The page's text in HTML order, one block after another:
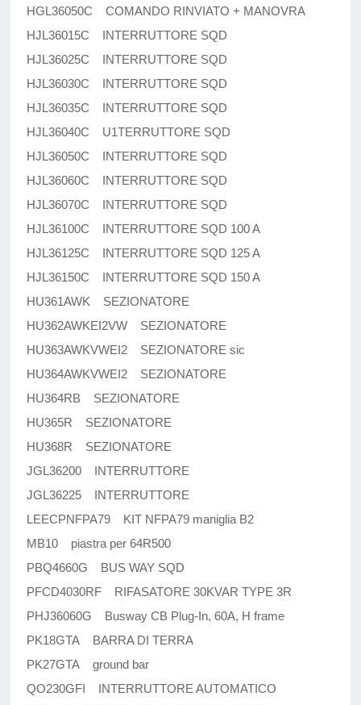
HGL36050C COMANDO RINVIATO + MANOVRA
HJL36015C INTERRUTTORE SQD
HJL36025C INTERRUTTORE SQD
HJL36030C INTERRUTTORE SQD
HJL36035C INTERRUTTORE SQD
HJL36040C U1TERRUTTORE SQD
HJL36050C INTERRUTTORE SQD
HJL36060C INTERRUTTORE SQD
HJL36070C INTERRUTTORE SQD
HJL36100C INTERRUTTORE SQD 100 A
HJL36125C INTERRUTTORE SQD 125 A
HJL36150C INTERRUTTORE SQD 150 A
HU361AWK SEZIONATORE
HU362AWKEI2VW SEZIONATORE
HU363AWKVWEI2 SEZIONATORE sic
HU364AWKVWEI2 SEZIONATORE
HU364RB SEZIONATORE
HU365R SEZIONATORE
HU368R SEZIONATORE
JGL36200 INTERRUTTORE
JGL36225 INTERRUTTORE
LEECPNFPA79 KIT NFPA79 maniglia B2
MB10 piastra per 64R500
PBQ4660G BUS WAY SQD
PFCD4030RF RIFASATORE 30KVAR TYPE 3R
PHJ36060G Busway CB Plug-In, 60A, H frame
PK18GTA BARRA DI TERRA
PK27GTA ground bar
QO230GFI INTERRUTTORE AUTOMATICO